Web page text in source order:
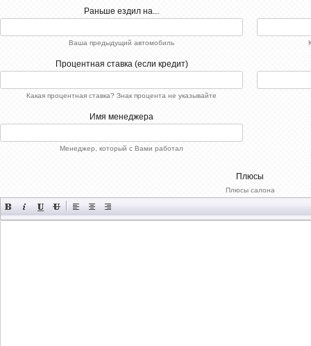
Раньше ездил на...
Ваша предыдущий автомобиль
Процентная ставка (если кредит)
Какая процентная ставка? Знак процента не указывайте
Имя менеджера
Менеджер, который с Вами работал
Плюсы
Плюсы салона